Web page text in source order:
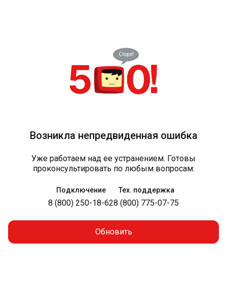
Возникла непредвиденная ошибка
Уже работаем над ее устранением. Готовы
проконсультировать по любым вопросам:
Подключение
8 (800) 250-18-62
Тех. поддержка
8 (800) 775-07-75
Обновить